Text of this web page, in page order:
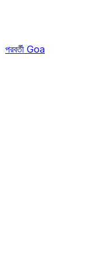
পরবর্তী Goa